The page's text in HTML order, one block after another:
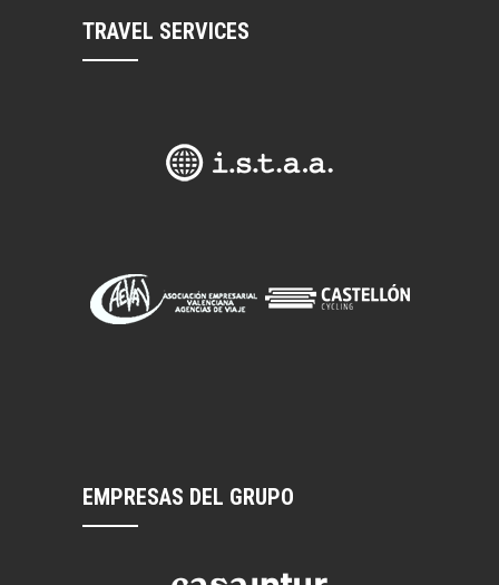
TRAVEL SERVICES
EMPRESAS DEL GRUPO